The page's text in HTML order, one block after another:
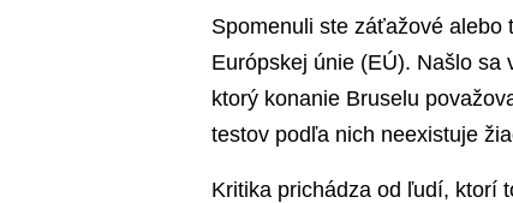
Spomenuli ste záťažové alebo
Európskej únie (EÚ). Našlo sa
ktorý konanie Bruselu
testov podľa nich neexistuje
Kritika prichádza od ľudí, ktorí